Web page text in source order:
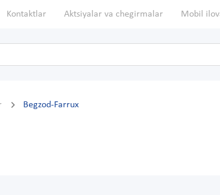
Kontaktlar Aktsiyalar va chegirmalar Mobil
Begzod-Farrux